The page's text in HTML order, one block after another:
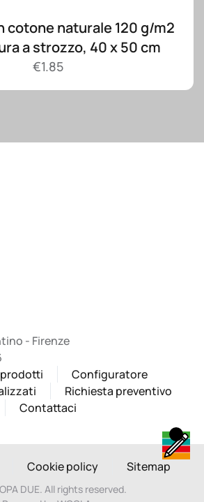
cotone naturale 120 g/m2
a strozzo, 40 x 50 cm
€1.85
- Firenze
Configuratore
Richiesta preventivo
Contattaci
Cookie policy Sitemap
DUE. All rights reserved.